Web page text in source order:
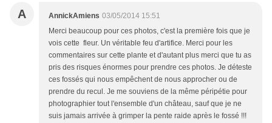
A AnnickAmiens 03/05/2014 15:51
Merci beaucoup pour ces photos, c'est la première fois que je
vois cette fleur. Un véritable feu d'artifice. Merci pour les
commentaires sur cette plante et d'autant plus merci que tu as
pris des risques énormes pour prendre ces photos. Je déteste
ces fossés qui nous empêchent de nous approcher ou de
prendre du recul. Je me souviens de la même péripétie pour
photographier tout l'ensemble d'un château, sauf que je ne
suis jamais arrivée à grimper la pente raide après le fossé !!!